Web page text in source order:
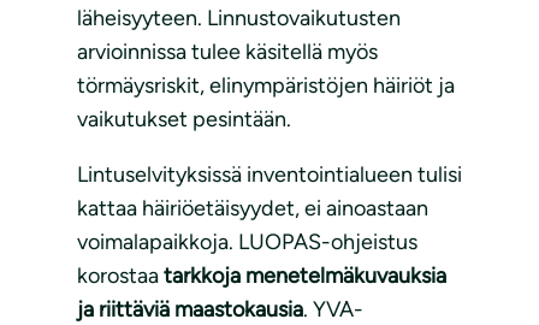
läheisyyteen. Linnustovaikutusten
arvioinnissa tulee käsitellä myös
törmäysriskit, elinympäristöjen häiriöt ja
vaikutukset pesintään.
Lintuselvityksissä inventointialueen tulisi
kattaa häiriöetäisyydet, ei ainoastaan
voimalapaikkoja. LUOPAS-ohjeistus
korostaatarkkoja menetelmäkuvauksia
ja riittäviä maastokausia. YVA-